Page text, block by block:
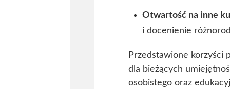
Otwartość na inne
i docenienie
Przedstawione korzyści
dla bieżących
osobistego oraz